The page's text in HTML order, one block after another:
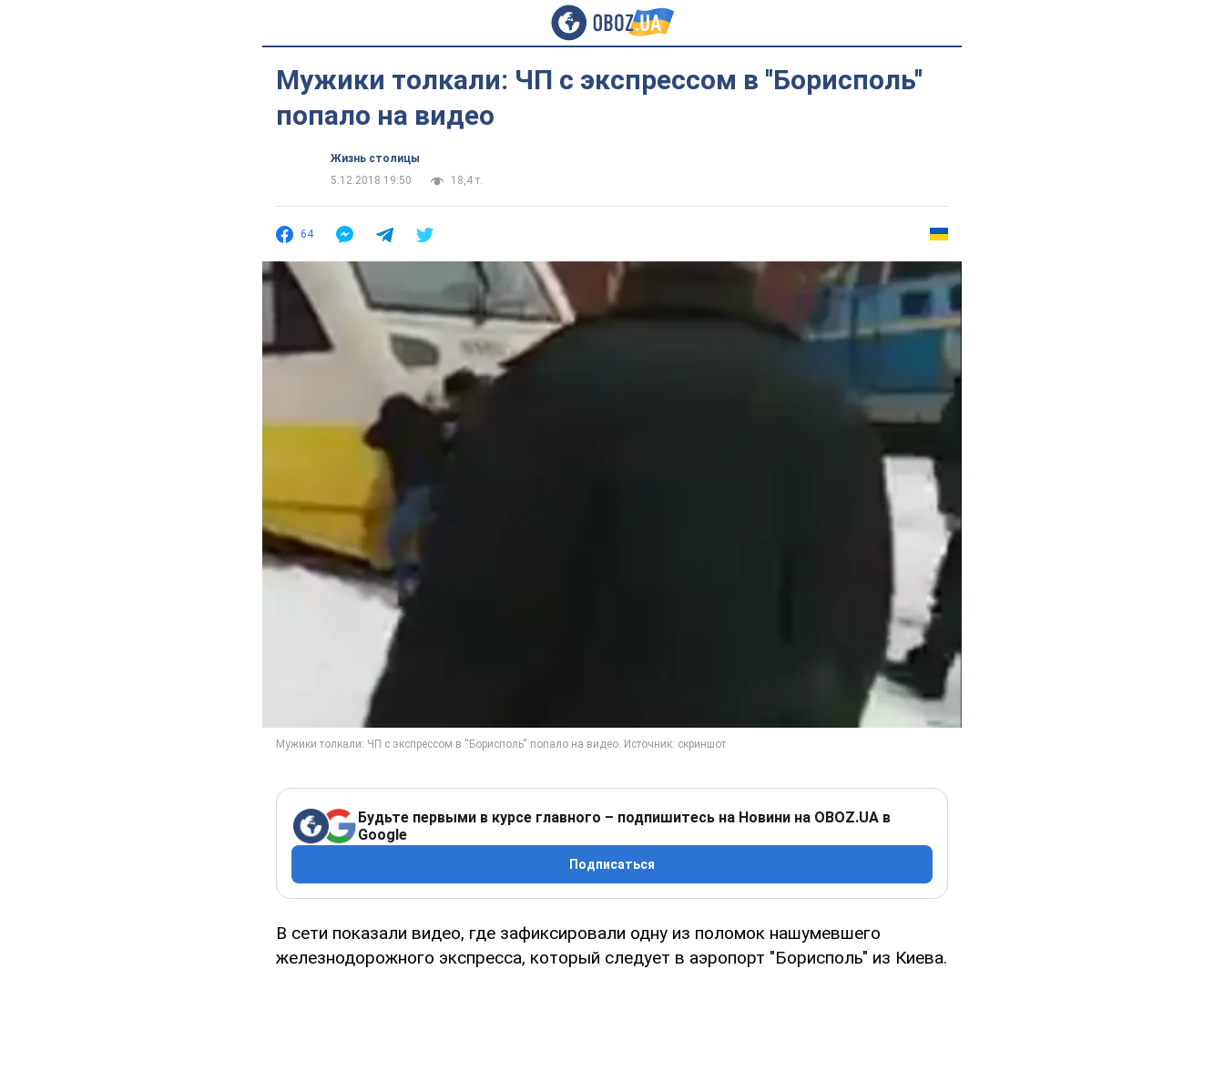
Мужики толкали: ЧП с экспрессом в ''Борисполь''
попало на видео
Жизнь столицы
5.12.2018 19:50
18,4 т.
64
Будьте первыми в курсе главного – подпишитесь на Новини на OBOZ.UA в
Google
Подписаться
В сети показали видео, где зафиксировали одну из поломок нашумевшего
железнодорожного экспресса, который следует в аэропорт "Борисполь" из Киева.